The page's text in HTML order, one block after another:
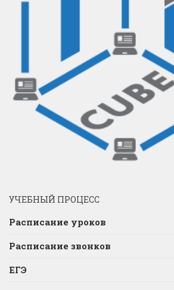
УЧЕБНЫЙ ПРОЦЕСС
Расписание уроков
Расписание звонков
ЕГЭ